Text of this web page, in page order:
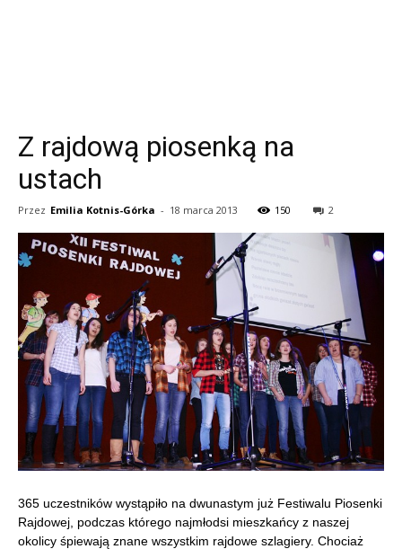
Z rajdową piosenką na
ustach
Przez Emilia Kotnis-Górka - 18 marca 2013 150 2
365 uczestników wystąpiło na dwunastym już Festiwalu Piosenki
Rajdowej, podczas którego najmłodsi mieszkańcy z naszej
okolicy śpiewają znane wszystkim rajdowe szlagiery. Chociaż